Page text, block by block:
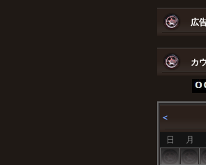
広
カ
＜
日 月